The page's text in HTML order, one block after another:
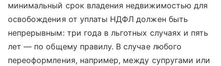
минимальный срок владения недвижимостью для
освобождения от уплаты НДФЛ должен быть
непрерывным: три года в льготных случаях и пять
лет — по общему правилу. В случае любого
переоформления, например, между супругами или